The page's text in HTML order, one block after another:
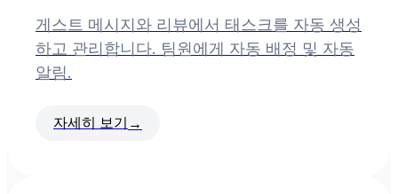
게스트 메시지와 리뷰에서 태스크를 자동 생성
하고 관리합니다. 팀원에게 자동 배정 및 자동
알림.
자세히 보기 →